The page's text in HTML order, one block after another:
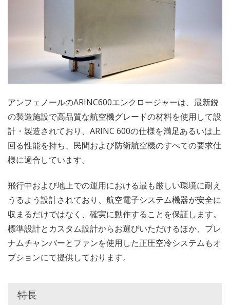
アンフェノールのARINC600エンクロージャーは、最新鋭
の製造施設で高品質な航空機グレードの材料を使用して設
計・製造されており、ARINC 600の仕様を満足あるいは上
回る性能を持ち、民間および防衛航空機のすべての要求仕
様に適合しています。
飛行中および地上での運用における最も厳しい環境に耐え
うるよう設計されており、航空電子システム機器が安全に
収まるだけではなく、確実に動作することを保証します。
標準設計とカスタム設計からお選びいただけるほか、プレ
ナムチャンバーとファンを使用した正圧空冷システムもオ
プションにて提供しております。
特長